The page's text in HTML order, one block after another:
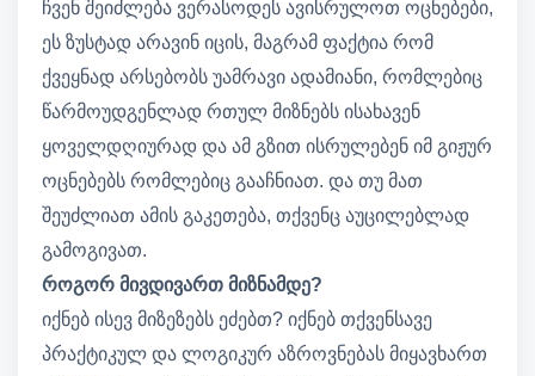
ჩვენ შეიძლება ვერასოდეს ავისრულოთ ოცნებები,
ეს ზუსტად არავინ იცის, მაგრამ ფაქტია რომ
ქვეყნად არსებობს უამრავი ადამიანი, რომლებიც
წარმოუდგენლად რთულ მიზნებს ისახავენ
ყოველდღიურად და ამ გზით ისრულებენ იმ გიჟურ
ოცნებებს რომლებიც გააჩნიათ. და თუ მათ
შეუძლიათ ამის გაკეთება, თქვენც აუცილებლად
გამოგივათ.
როგორ მივდივართ მიზნამდე?
იქნებ ისევ მიზეზებს ეძებთ? იქნებ თქვენსავე
პრაქტიკულ და ლოგიკურ აზროვნებას მიყავხართ